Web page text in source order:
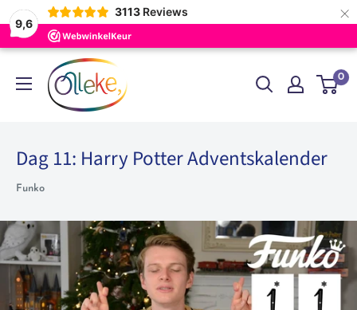
9,6
3113 Reviews ×
Olleke
Wizarding
Shop
0
Dag 11: Harry Potter Adventskalender
Funko